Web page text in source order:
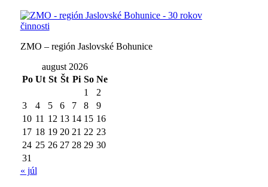
ZMO – región Jaslovské Bohunice
august 2026
Po Ut St Št Pi So Ne
1
2
3
4 5 6 7 8
9
10 11 12 13 14 15 16
17 18 19 20 21 22 23
24 25 26 27 28 29 30
31
« júl